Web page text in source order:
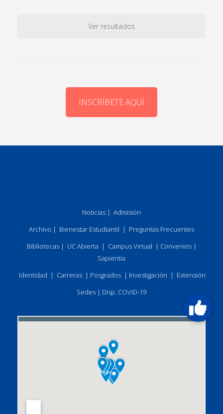
Ver resultados
INSCRÍBETE AQUÍ
Noticias | Admisión
Archivo | Bienestar Estudiantil | Preguntas Frecuentes
Bibliotecas| UC Abierta | Campus Virtual | Convenios|
Sapientia
Identidad | Carreras | Posgrados | Investigación | Extensión
Sedes | Disp. COVID-19